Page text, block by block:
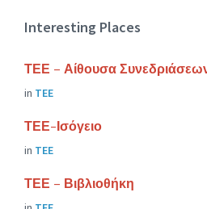
Interesting Places
ΤΕΕ – Αίθουσα
in ΤΕΕ
ΤΕΕ-Ισόγειο
in ΤΕΕ
ΤΕΕ – Βιβλιοθήκη